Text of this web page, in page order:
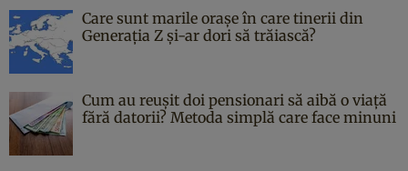
Care sunt marile orașe în care tinerii din
Generația Z și-ar dori să trăiască?
Cum au reușit doi pensionari să aibă o viață
fără datorii? Metoda simplă care face minuni